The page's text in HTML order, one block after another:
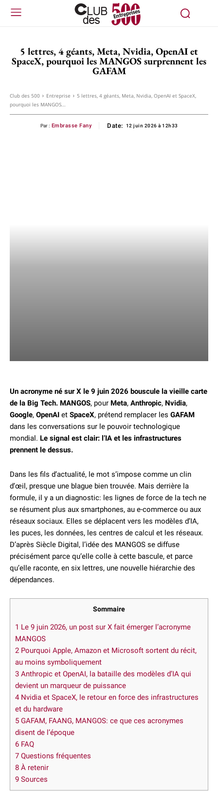
5 lettres, 4 géants, Meta, Nvidia, OpenAI et
SpaceX, pourquoi les MANGOS surprennent les
GAFAM
Club des 500 Entreprise
5 lettres, 4 géants, Meta, Nvidia, OpenAI et SpaceX,
pourquoi les MANGOS...
Par : Embrasse Fany Date: 12 juin 2026 à 12h33
Un acronyme né sur X le 9 juin 2026 bouscule la vieille carte
de la Big Tech. MANGOS, pour Meta, Anthropic, Nvidia,
Google, OpenAI et SpaceX, prétend remplacer les GAFAM
dans les conversations sur le pouvoir technologique
mondial. Le signal est clair: l’IA et les infrastructures
prennent le dessus.
Dans les fils d’actualité, le mot s’impose comme un clin
d’œil, presque une blague bien trouvée. Mais derrière la
formule, il y a un diagnostic: les lignes de force de la tech ne
se résument plus aux smartphones, au e-commerce ou aux
réseaux sociaux. Elles se déplacent vers les modèles d’IA,
les puces, les données, les centres de calcul et les réseaux.
D’après Siècle Digital, l’idée des MANGOS se diffuse
précisément parce qu’elle colle à cette bascule, et parce
qu’elle raconte, en six lettres, une nouvelle hiérarchie des
dépendances.
Sommaire
1 Le 9 juin 2026, un post sur X fait émerger l’acronyme
MANGOS
2 Pourquoi Apple, Amazon et Microsoft sortent du récit,
au moins symboliquement
3 Anthropic et OpenAI, la bataille des modèles d’IA qui
devient un marqueur de puissance
4 Nvidia et SpaceX, le retour en force des infrastructures
et du hardware
5 GAFAM, FAANG, MANGOS: ce que ces acronymes
disent de l’époque
6 FAQ
7 Questions fréquentes
8 À retenir
9 Sources